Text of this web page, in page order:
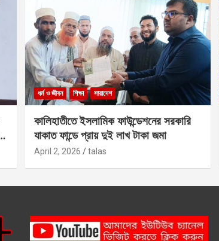
ধর্ম ও জীবন শিক্ষা সারাদেশ
কালিহাতীতে ইসলামিক ফাউন্ডেশনের সরকারি
যাকাত ফান্ডে প্রায় দুই লাখ টাকা জমা
April 2, 2026 talas